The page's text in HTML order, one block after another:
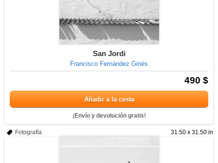
San Jordi
Francisco Fernández Ginés
490 $
Añadir a la cesta
¡Envío y devolución gratis!
31.50 x 31.50 in
Fotografía